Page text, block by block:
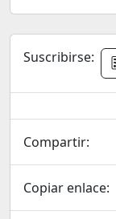
Suscribirse:
Compartir:
Copiar enlace: